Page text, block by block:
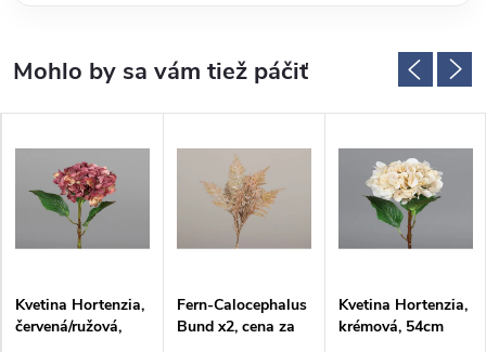
Kvetina Hortenzia,
červená/ružová,
Fern-Calocephalus
Bund x2, cena za
Kvetina Hortenzia,
krémová, 54cm